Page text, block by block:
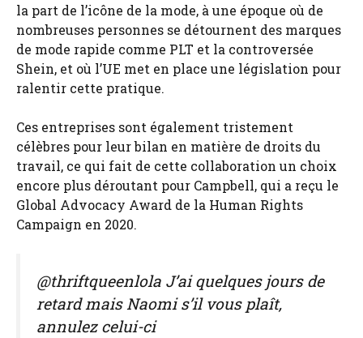
la part de l’icône de la mode, à une époque où de
nombreuses personnes se détournent des marques
de mode rapide comme PLT et la controversée
Shein, et où l’UE met en place une législation pour
ralentir cette pratique.
Ces entreprises sont également tristement
célèbres pour leur bilan en matière de droits du
travail, ce qui fait de cette collaboration un choix
encore plus déroutant pour Campbell, qui a reçu le
Global Advocacy Award de la Human Rights
Campaign en 2020.
@thriftqueenlola J’ai quelques jours de
retard mais Naomi s’il vous plaît,
annulez celui-ci